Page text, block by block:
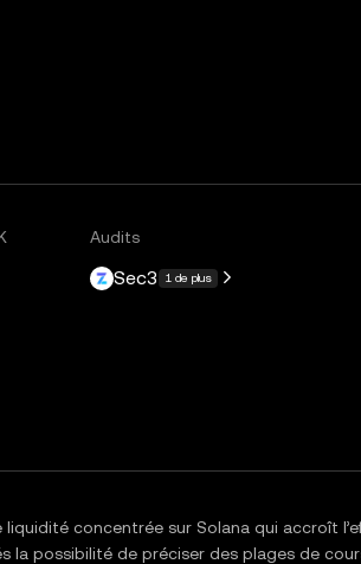
Audits
Sec3 1 de plus
liquidité concentrée sur Solana qui accroît
la possibilité de préciser des plages de